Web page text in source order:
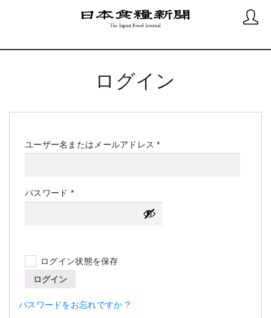
ログイン
ユーザー名またはメールアドレス*必
パスワード *必
須
ログイン状態を保存
ログイン
パスワードをお忘れですか ?